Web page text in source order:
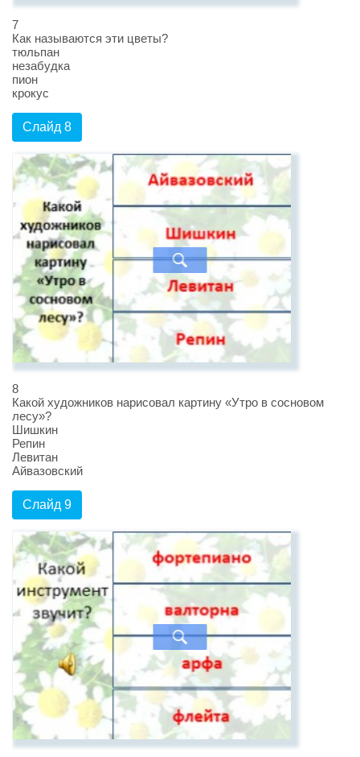
7
Как называются эти цветы?
тюльпан
незабудка
пион
крокус
Слайд 8
8
Какой художников нарисовал картину «Утро в сосновом
лесу»?
Шишкин
Репин
Левитан
Айвазовский
Слайд 9